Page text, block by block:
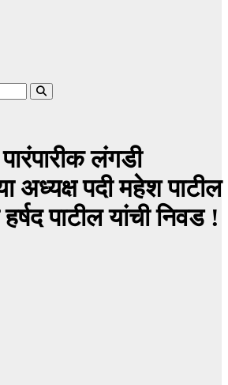
लंगडी
अध्यक्ष पदी महेश पाटील
पाटील यांची निवड !